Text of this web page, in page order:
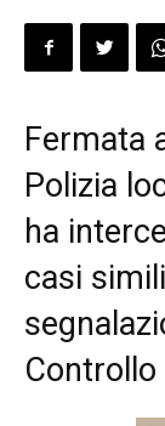
Fermata
Polizia
ha
casi